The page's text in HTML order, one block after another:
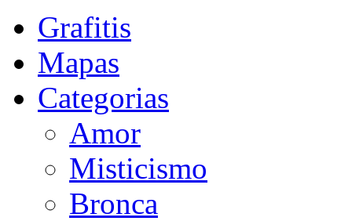
Grafitis
Mapas
Categorias
Amor
Misticismo
Bronca